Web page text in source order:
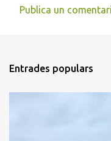
e
n
Publica un
Entrades populars